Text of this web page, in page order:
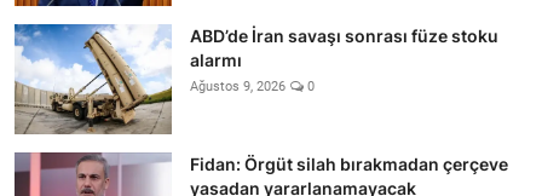
ABD’de İran savaşı sonrası füze stoku
alarmı
Ağustos 9, 2026 0
Fidan: Örgüt silah bırakmadan çerçeve
yasadan yararlanamayacak